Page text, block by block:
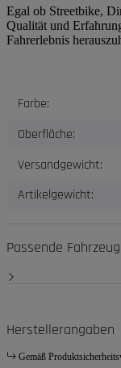
Egal ob Streetbike,
Qualität und
Fahrerlebnis
Produkteigenschaft
Wert
Farbe:
Oberfläche:
Versandgewicht:
Artikelgewicht:
Passende
Herstellerangaben
Gemäß